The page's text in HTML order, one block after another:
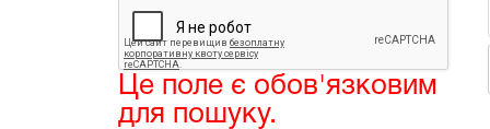
Це поле є обов'язковим
для пошуку.